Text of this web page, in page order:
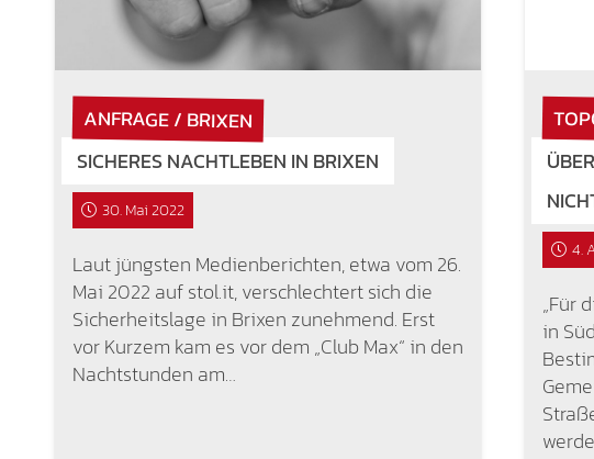
ANFRAGE / BRIXEN
SICHERES NACHTLEBEN IN BRIXEN
30. Mai 2022
Laut jüngsten Medienberichten, etwa vom 26.
Mai 2022 auf stol.it, verschlechtert sich die
Sicherheitslage in Brixen zunehmend. Erst
vor Kurzem kam es vor dem „Club Max“ in den
Nachtstunden am…
4.
„Für
in